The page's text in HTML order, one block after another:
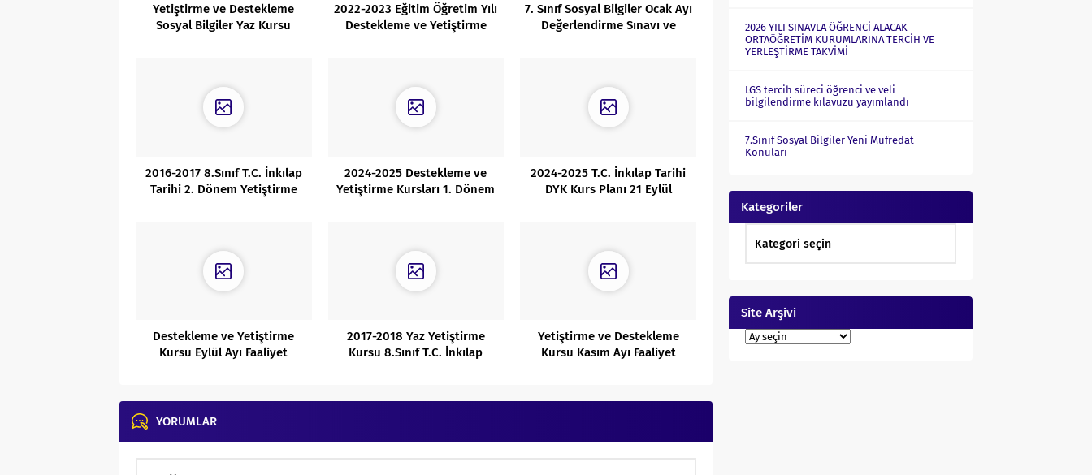
Yetiştirme ve Destekleme
Sosyal Bilgiler Yaz Kursu
2022-2023 Eğitim Öğretim Yılı
Destekleme ve Yetiştirme
7. Sınıf Sosyal Bilgiler Ocak Ayı
Değerlendirme Sınavı ve
2016-2017 8.Sınıf T.C. İnkılap
Tarihi 2. Dönem Yetiştirme
2024-2025 Destekleme ve
Yetiştirme Kursları 1. Dönem
2024-2025 T.C. İnkılap Tarihi
DYK Kurs Planı 21 Eylül
Destekleme ve Yetiştirme
Kursu Eylül Ayı Faaliyet
2017-2018 Yaz Yetiştirme
Kursu 8.Sınıf T.C. İnkılap
Yetiştirme ve Destekleme
Kursu Kasım Ayı Faaliyet
YORUMLAR
2026 YILI SINAVLA ÖĞRENCİ ALACAK
ORTAÖĞRETİM KURUMLARINA TERCİH VE
YERLEŞTİRME TAKVİMİ
LGS tercih süreci öğrenci ve veli
bilgilendirme kılavuzu yayımlandı
7.Sınıf Sosyal Bilgiler Yeni Müfredat
Konuları
Kategoriler
Site Arşivi